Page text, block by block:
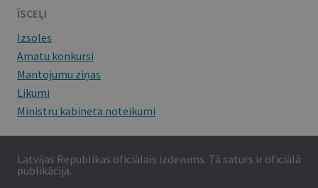
ĪSCEĻI
Izsoles
Amatu konkursi
Mantojumu ziņas
Likumi
Ministru kabineta noteikumi
Latvijas Republikas oficiālais izdevums. Tā saturs ir oficiālā
publikācija.